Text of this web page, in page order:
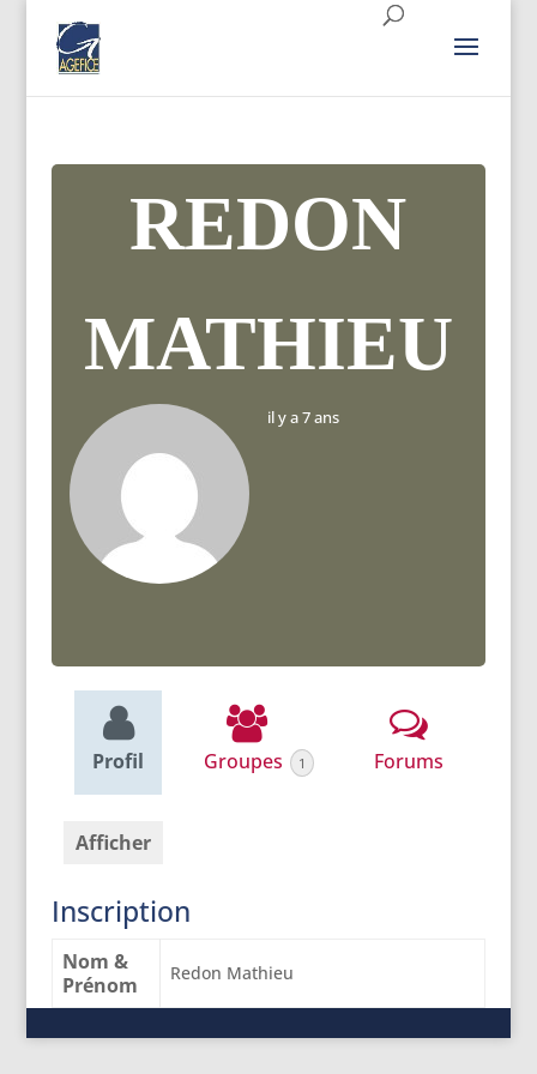
REDON
MATHIEU
il y a 7 ans
Profil Groupes 1 Forums
Afficher
Inscription
Nom &
Prénom
Redon Mathieu